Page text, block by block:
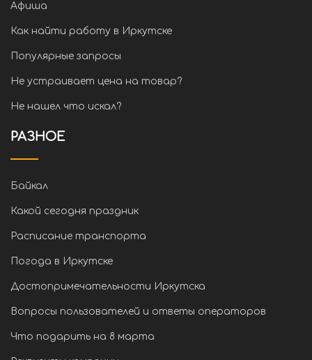
Афиша
Как найти работу в Иркутске
Популярные запросы
Не устраивает цена на товар?
Не нашел что искал?
РАЗНОЕ
Байкал
Какой сегодня праздник
Расписание транспорта
Погода в Иркутске
Достопримечательности Иркутска
Вопросы пользователей и ответы операторов
Что подарить на 8 марта